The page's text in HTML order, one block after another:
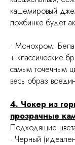
кашемировый
ложбинке будет
• Монохром:
+ классические
самым точечным
весь образ
4. Чокер из
прозрачные
Подходящие
· Черный